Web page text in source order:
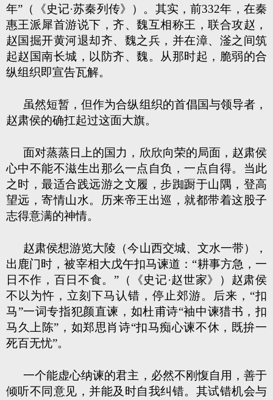
年”（《史记·苏秦列传》）。其实，前332年，在秦
惠王派犀首游说下，齐、魏互相称王，联合攻赵，
赵国掘开黄河退却齐、魏之兵，并在漳、滏之间筑
起赵国南长城，以防齐、魏。从那时起，脆弱的合
纵组织即宣告瓦解。
虽然短暂，但作为合纵组织的首倡国与领导者，
赵肃侯的确扛起过这面大旗。
面对蒸蒸日上的国力，欣欣向荣的局面，赵肃侯
心中不能不滋生出那么一点自负，一点自得。当此
之时，最适合践远游之文履，步踟蹰于山隅，登高
望远，寄情山水。历来帝王出巡，就都带着这股子
志得意满的神情。
赵肃侯想游览大陵（今山西交城、文水一带），
出鹿门时，被宰相大戊午扣马谏道：“耕事方急，一
日不作，百日不食。”（《史记·赵世家》）赵肃侯
不以为忤，立刻下马认错，停止郊游。后来，“扣
马”一词专指犯颜直谏，如杜甫诗“袖中谏猎书，扣
马久上陈”，如郑思肖诗“扣马痴心谏不休，既拚一
死百无忧”。
一个能虚心纳谏的君主，必然不刚愎自用，善于
倾听不同意见，并能及时自我纠错。其试错机会与